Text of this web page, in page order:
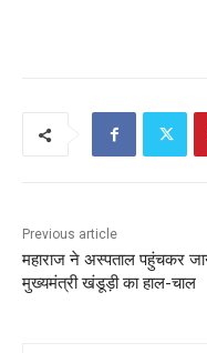
Previous article
महाराज ने अस्पताल पहुंचकर
मुख्यमंत्री खंडूड़ी का हाल-चाल